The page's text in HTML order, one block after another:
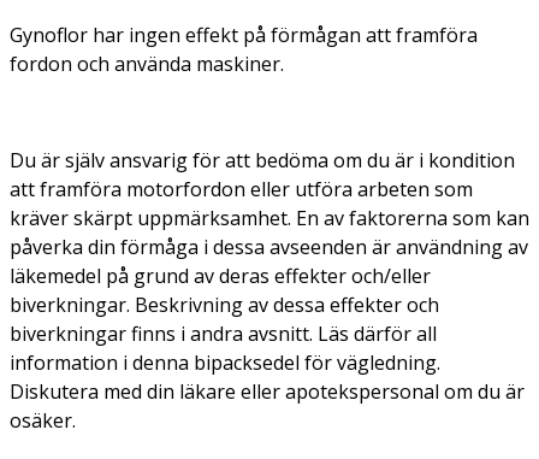
Gynoflor har ingen effekt på förmågan att framföra
fordon och använda maskiner.
Du är själv ansvarig för att bedöma om du är i kondition
att framföra motorfordon eller utföra arbeten som
kräver skärpt uppmärksamhet. En av faktorerna som kan
påverka din förmåga i dessa avseenden är användning av
läkemedel på grund av deras effekter och/eller
biverkningar. Beskrivning av dessa effekter och
biverkningar finns i andra avsnitt. Läs därför all
information i denna bipacksedel för vägledning.
Diskutera med din läkare eller apotekspersonal om du är
osäker.